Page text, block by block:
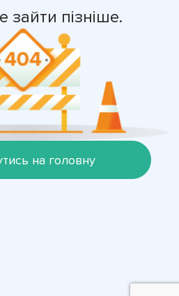
зайти пізніше.
на головну